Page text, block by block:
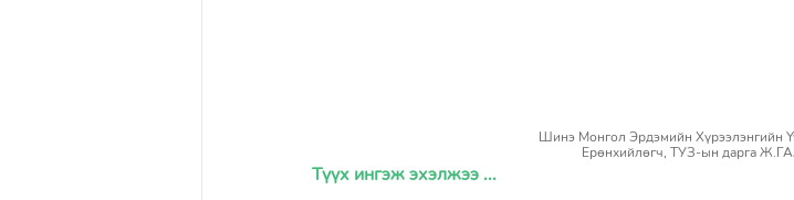
Шинэ Монгол Эрдэмийн Хүрээлэнгийн
Ерөнхийлөгч, ТУЗ-ын дарга
Түүх ингэж эхэлжээ ...